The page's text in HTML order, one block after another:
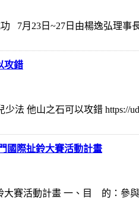
7月23日~27日由楊逸弘理
攻錯
法 他山之石可以攻錯 https://
國際扯鈴大賽活動計畫
大賽活動計畫 一、目 的：參